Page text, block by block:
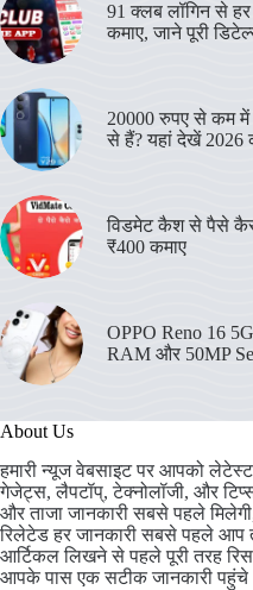
91 क्लब लॉगिन से
कमाए, जाने पूरी
20000 रुपए से कम में
से हैं? यहां देखें 2026
विडमेट कैश से पैसे
₹400 कमाए
OPPO Reno 16
RAM और 50MP
About Us
हमारी न्यूज वेबसाइट पर आपको
गेजेट्स, लैपटॉप्, टेक्नोलॉजी, और
और ताजा जानकारी सबसे पहले
रिलेटेड हर जानकारी सबसे पहले आप
आर्टिकल लिखने से पहले पूरी तरह
आपके पास एक सटीक जानकारी